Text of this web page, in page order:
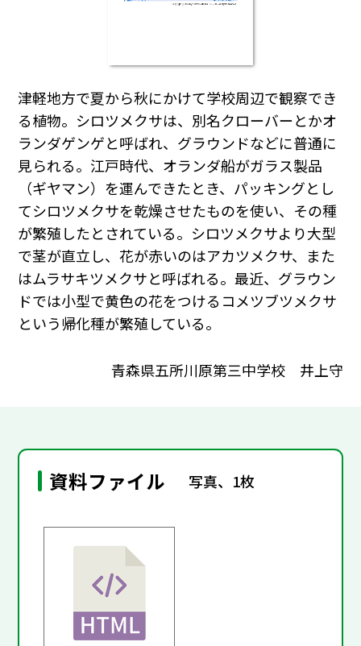
津軽地方で夏から秋にかけて学校周辺で観察でき
る植物。シロツメクサは、別名クローバーとかオ
ランダゲンゲと呼ばれ、グラウンドなどに普通に
見られる。江戸時代、オランダ船がガラス製品
（ギヤマン）を運んできたとき、パッキングとし
てシロツメクサを乾燥させたものを使い、その種
が繁殖したとされている。シロツメクサより大型
で茎が直立し、花が赤いのはアカツメクサ、また
はムラサキツメクサと呼ばれる。最近、グラウン
ドでは小型で黄色の花をつけるコメツブツメクサ
という帰化種が繁殖している。
青森県五所川原第三中学校 井上守
資料ファイル 写真、1枚